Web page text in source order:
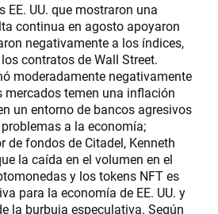
EE. UU. que mostraron una
continua en agosto apoyaron
negativamente a los índices,
contratos de Wall Street.
moderadamente negativamente
mercados temen una inflación
un entorno de bancos agresivos
a la economía;
de fondos de Citadel, Kenneth
la caída en el volumen en el
y los tokens NFT es
para la economía de EE. UU. y
la burbuja especulativa. Según